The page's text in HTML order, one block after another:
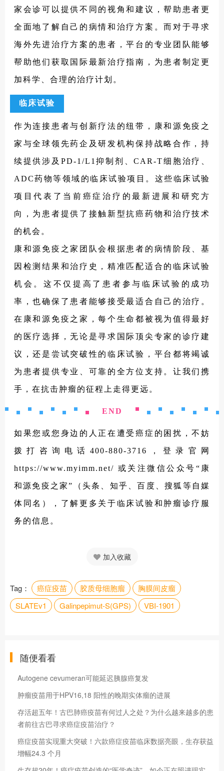
MC11669620/
rticle/pii/S2666364324001267
13.https://www.vbivaccines.com/wp-
content/uploads/2024/05/VBI-Vaccines-
ASCO-2024-Poster-Final.pdf
家会诊可以提供不同的视角和建议，帮助患者更
全面地了解自己的病情和治疗方案。而对于寻求
海外先进治疗方案的患者，平台的专业团队能够
帮助他们获取国际最新治疗指南，为患者制定更
加科学、合理的治疗计划。
临床试验
作为连接患者与创新疗法的纽带，康和源免疫之
家与全球领先药企及研发机构保持战略合作，持
续提供涉及PD-1/L1抑制剂、CAR-T细胞治疗、
ADC药物等领域的临床试验项目。这些临床试验
项目代表了当前癌症治疗的最新进展和研究方
向，为患者提供了接触新型抗癌药物和治疗技术
的机会。
康和源免疫之家团队会根据患者的病情阶段、基
因检测结果和治疗史，精准匹配适合的临床试验
机会。这不仅提高了患者参与临床试验的成功
率，也确保了患者能够接受最适合自己的治疗。
在康和源免疫之家，每个生命都被视为值得最好
的医疗选择，无论是寻求国际顶尖专家的诊疗建
议，还是尝试突破性的临床试验，平台都将竭诚
为患者提供专业、可靠的全方位支持。让我们携
手，在抗击肿瘤的征程上走得更远。
END
如果您或您身边的人正在遭受癌症的困扰，不妨
拨打咨询电话400-880-3716，登录官网
https://www.myimm.net/ 或关注微信公众号“康
和源免疫之家”（头条、知乎、百度、搜狐等自媒
体同名），了解更多关于临床试验和肿瘤诊疗服
务的信息。
加入收藏
Tag： 癌症疫苗 胶质母细胞瘤
胸膜间皮瘤
SLATEv1
Galinpepimut-S(GPS) VBI-1901
随便看看
Autogene cevumeran可能延迟胰腺癌复发
肿瘤疫苗用于HPV16,18 阳性的晚期实体瘤的进展
存活超五年！古巴肺癌疫苗有何过人之处？为什么越来越多的患
者前往古巴寻求癌症疫苗治疗？
癌症疫苗实现重大突破！六款癌症疫苗临床数据亮眼，生存获益
增幅24.3 个月